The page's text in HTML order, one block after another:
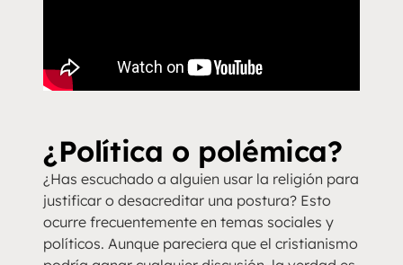
¿Política o polémica?
¿Has escuchado a alguien usar la religión para
justificar o desacreditar una postura? Esto
ocurre frecuentemente en temas sociales y
políticos. Aunque pareciera que el cristianismo